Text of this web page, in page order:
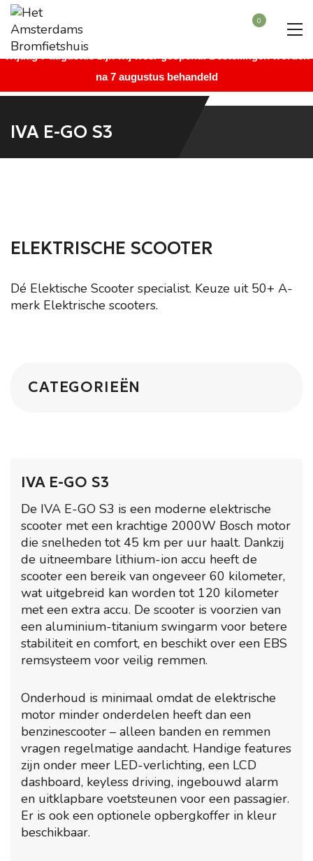
Beste bezoeker, wegens vakantie is onze winkel gesloten vanaf
maandag 27 juli augustus t/m donderdag 6 augustus. Vanaf
na 7 augustus behandeld
0
IVA E-GO S3
ELEKTRISCHE SCOOTER
Dé Elektische Scooter specialist. Keuze uit 50+ A-
merk Elektrische scooters.
CATEGORIEËN
IVA E-GO S3
De IVA E-GO S3 is een moderne elektrische
scooter met een krachtige 2000W Bosch motor
die snelheden tot 45 km per uur haalt. Dankzij
de uitneembare lithium-ion accu heeft de
scooter een bereik van ongeveer 60 kilometer,
wat uitgebreid kan worden tot 120 kilometer
met een extra accu. De scooter is voorzien van
een aluminium-titanium swingarm voor betere
stabiliteit en comfort, en beschikt over een EBS
remsysteem voor veilig remmen.
Onderhoud is minimaal omdat de elektrische
motor minder onderdelen heeft dan een
benzinescooter – alleen banden en remmen
vragen regelmatige aandacht. Handige features
zijn onder meer LED-verlichting, een LCD
dashboard, keyless driving, ingebouwd alarm
en uitklapbare voetsteunen voor een passagier.
Er is ook een optionele opbergkoffer in kleur
beschikbaar.